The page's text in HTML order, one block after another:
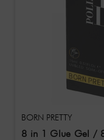
BORN PRETTY
8 in 1 Glue Gel /